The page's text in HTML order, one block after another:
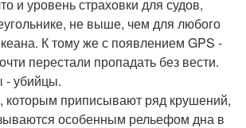
и уровень страховки для судов,
не выше, чем для любого
К тому же с появлением GPS -
перестали пропадать без вести.
- убийцы.
приписывают ряд крушений,
особенным рельефом дна в